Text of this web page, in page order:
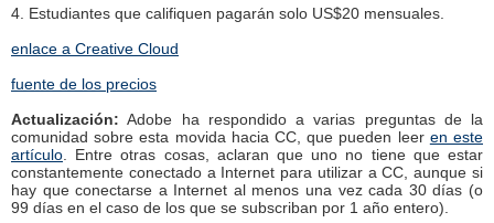
4. Estudiantes que califiquen pagarán solo US$20 mensuales.
enlace a Creative Cloud
fuente de los precios
Actualización: Adobe ha respondido a varias preguntas de la
comunidad sobre esta movida hacia CC, que pueden leer en este
artículo . Entre otras cosas, aclaran que uno no tiene que estar
constantemente conectado a Internet para utilizar a CC, aunque si
hay que conectarse a Internet al menos una vez cada 30 días (o
99 días en el caso de los que se subscriban por 1 año entero).